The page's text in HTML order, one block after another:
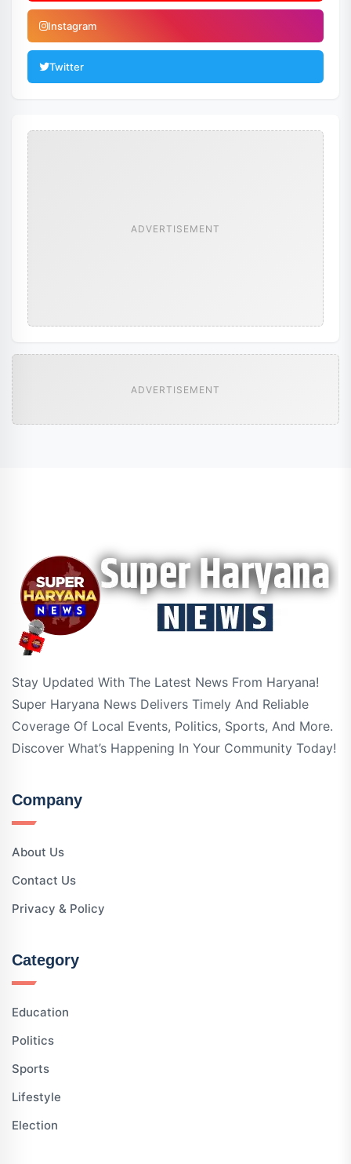
Instagram
Twitter
ADVERTISEMENT
ADVERTISEMENT
Stay Updated With The Latest News From Haryana!
Super Haryana News Delivers Timely And Reliable
Coverage Of Local Events, Politics, Sports, And More.
Discover What’s Happening In Your Community Today!
Company
About Us
Contact Us
Privacy & Policy
Category
Education
Politics
Sports
Lifestyle
Election